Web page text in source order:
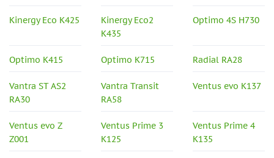
Kinergy Eco K425
Kinergy Eco2
K435
Optimo 4S H730
Optimo K415 Optimo K715 Radial RA28
Vantra ST AS2
RA30
Vantra Transit
RA58
Ventus evo K137
Ventus evo Z
Z001
Ventus Prime 3
K125
Ventus Prime 4
K135